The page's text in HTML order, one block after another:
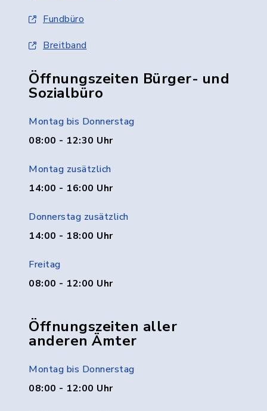
Fundbüro
Breitband
Öffnungszeiten Bürger- und
Sozialbüro
Montag bis Donnerstag
08:00 - 12:30 Uhr
Montag zusätzlich
14:00 - 16:00 Uhr
Donnerstag zusätzlich
14:00 - 18:00 Uhr
Freitag
08:00 - 12:00 Uhr
Öffnungszeiten aller
anderen Ämter
Montag bis Donnerstag
08:00 - 12:00 Uhr